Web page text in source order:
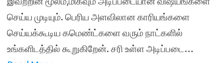
செய்ய முடியும். பெரிய அளவிலான காரியங்களை
செய்யக்கூடிய கமெண்ட்களை வரும் நாட்களில்
உங்களிடத்தில் கூறுகிறேன். சரி உள்ள அடிப்படை…